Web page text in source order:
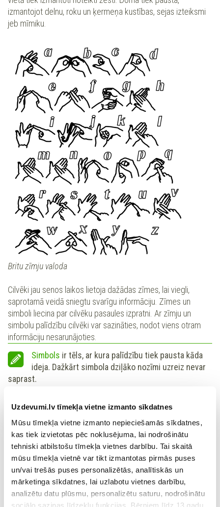
Uzdevumi.lv tīmekļa vietne izmanto sīkdatnes
Mūsu tīmekļa vietne izmanto nepieciešamās sīkdatnes,
kas tiek izvietotas pēc noklusējuma, lai nodrošinātu
tehniski atbilstošu tīmekļa vietnes darbību. Tai skaitā
mūsu tīmekļa vietnē var tikt izmantotas pirmās puses
un/vai trešās puses personalizētās, analītiskās un
mārketinga sīkdatnes, lai uzlabotu vietnes darbību,
analizētu datu plūsmu, personalizētu saturu, nodrošinātu
sociālo saziņas līdzekļu funkcijas. Bērniem līdz 13 gadu
izmantojot delnu, roku un ķermeņa kustības, sejas izteiksmi
jeb mīmiku.
Britu zīmju valoda
Cilvēki jau senos laikos lietoja dažādas zīmes, lai viegli,
saprotamā veidā sniegtu svarīgu informāciju. Zīmes un
simboli liecina par cilvēku pasaules izpratni. Ar zīmju un
simbolu palīdzību cilvēki var sazināties, nodot viens otram
informāciju nesarunājoties.
Simbols ir tēls, ar kura palīdzību tiek pausta kāda
ideja. Dažkārt simbola dziļāko nozīmi uzreiz nevar
saprast.
Simbols ir saistīts ar zīmi. Tas ietver sevī kādu stāstu, dziļāku
nozīmi. Simbols saistīts ar dažādu tautu piešķirto
kultūrvēsturisko nozīmi, grupas vai cilvēku personīgo
skaidrojumu. Simbola skaidrojumu var paust viens cilvēks,
kāda cilvēku grupa vai tauta. Simbolu nozīmi labāk palīdz
izprast kultūra, reliģija un valsts, kurā šie simboli tiek lietoti.
Simbols var būt gan grafiska zīme, gan priekšmets, augs,
dzīvnieks, krāsa, skaņdarbs vai apzīmējums noteiktam